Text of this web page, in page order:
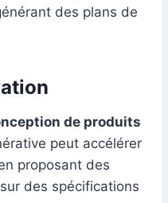
des plans de
de produits
peut accélérer
proposant des
des spécifications